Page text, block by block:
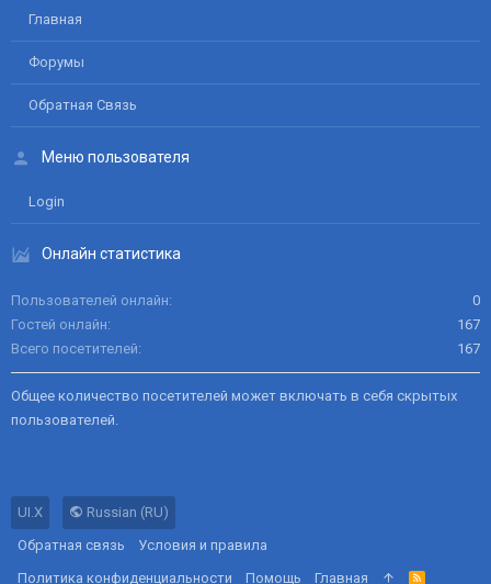
Главная
Форумы
Обратная Связь
Меню пользователя
Login
Онлайн статистика
Пользователей онлайн
0
Гостей онлайн
167
Всего посетителей
167
Общее количество посетителей может включать в себя скрытых
пользователей.
UI.X
Russian (RU)
Обратная связь
Условия и правила
Политика конфиденциальности
Помощь Главная R